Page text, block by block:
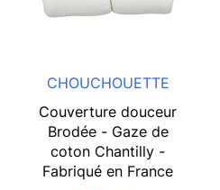
CHOUCHOUETTE
Couverture douceur
Brodée - Gaze de
coton Chantilly -
Fabriqué en France